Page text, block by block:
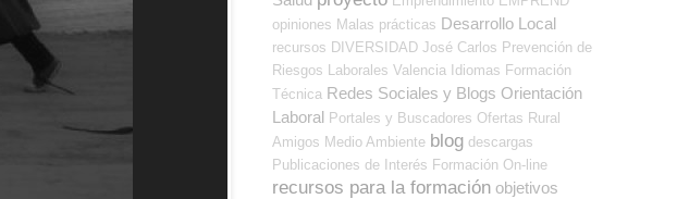
opiniones Malas prácticas Desarrollo Local
recursos DIVERSIDAD José Carlos Prevención de
Riesgos Laborales Valencia Idiomas Formación
Técnica Redes Sociales y Blogs Orientación
Laboral Portales y Buscadores Ofertas Rural
Amigos Medio Ambiente blog descargas
Publicaciones de Interés Formación On-line
recursos para la formación objetivos